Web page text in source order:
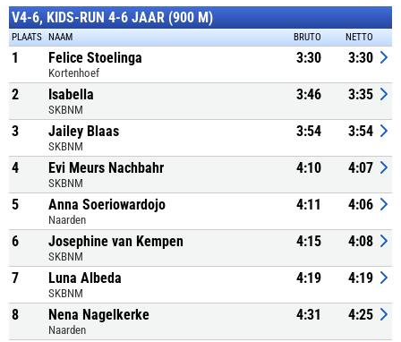
V4-6, KIDS-RUN 4-6 JAAR (900 M)
PLAATS NAAM BRUTO NETTO
1 Felice Stoelinga
Kortenhoef
3:30 3:30
2 Isabella
SKBNM
3:46 3:35
3 Jailey Blaas
SKBNM
3:54 3:54
4 Evi Meurs Nachbahr
SKBNM
4:10 4:07
5 Anna Soeriowardojo
Naarden
4:11 4:06
6 Josephine van Kempen
SKBNM
4:15 4:08
7 Luna Albeda
SKBNM
4:19 4:19
8 Nena Nagelkerke
Naarden
4:31 4:25